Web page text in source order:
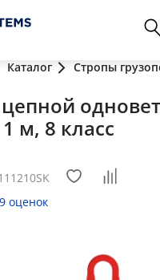
Каталог Стропы
м, 8 класс
9 оценок